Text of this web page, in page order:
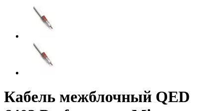
Кабель межблочный QED